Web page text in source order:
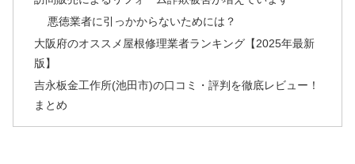
悪徳業者に引っかからないためには？
大阪府のオススメ屋根修理業者ランキング【2025年最新
版】
吉永板金工作所(池田市)の口コミ・評判を徹底レビュー！
まとめ